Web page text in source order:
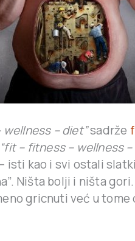
– diet”sadrže
“fit – fitness – wellness
– isti kao i svi ostali
Ništa bolji i ništa
gricnuti već u tome